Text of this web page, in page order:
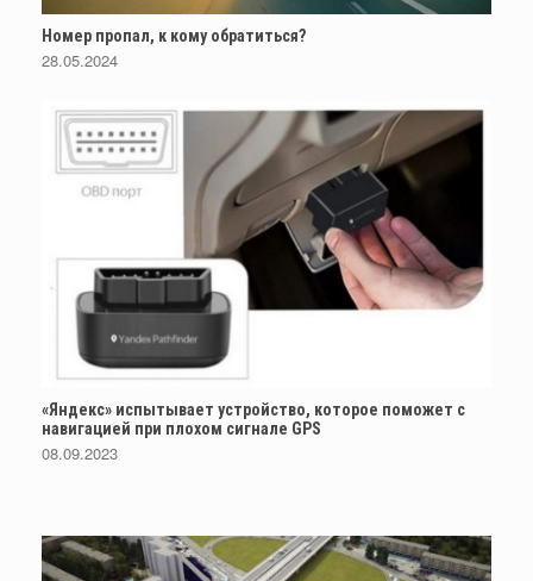
Номер пропал, к кому обратиться?
28.05.2024
«Яндекс» испытывает устройство, которое поможет с
навигацией при плохом сигнале GPS
08.09.2023